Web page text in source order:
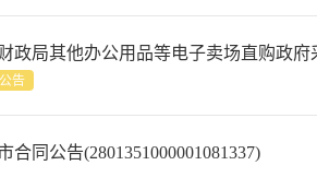
政局其他办公用品等电子卖场直购政府
告
合同公告(2801351000001081337)